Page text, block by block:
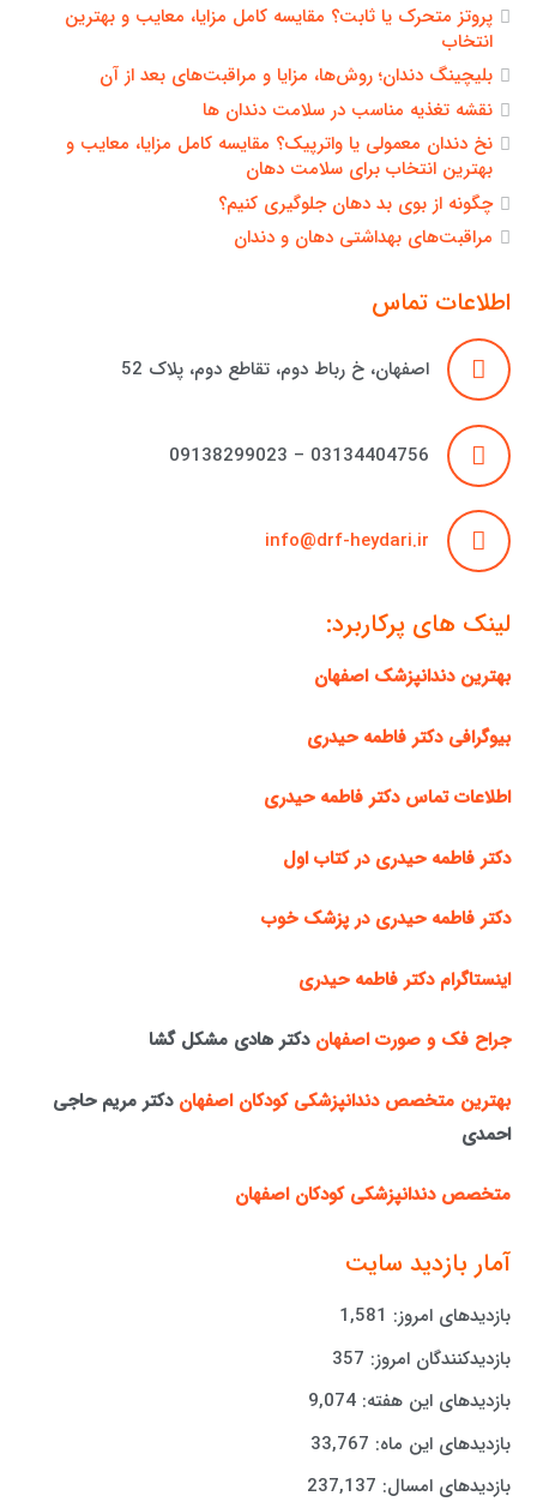
پروتز متحرک یا ثابت؟ مقایسه کامل مزایا، معایب و بهترین
انتخاب
بلیچینگ دندان؛ روش‌ها، مزایا و مراقبت‌های بعد از آن
نقشه تغذیه مناسب در سلامت دندان ها
نخ دندان معمولی یا واترپیک؟ مقایسه کامل مزایا، معایب و
بهترین انتخاب برای سلامت دهان
چگونه از بوی بد دهان جلوگیری کنیم؟
مراقبت‌های بهداشتی دهان و دندان
اطلاعات تماس
اصفهان، خ رباط دوم، تقاطع دوم، پلاک 52
03134404756 – 09138299023
info@drf-heydari.ir
لینک های پرکاربرد:
بهترین دندانپزشک اصفهان
بیوگرافی دکتر فاطمه حیدری
اطلاعات تماس دکتر فاطمه حیدری
دکتر فاطمه حیدری در کتاب اول
دکتر فاطمه حیدری در پزشک خوب
اینستاگرام دکتر فاطمه حیدری
جراح فک و صورت اصفهان دکتر هادی مشکل گشا
بهترین متخصص دندانپزشکی کودکان اصفهان دکتر مریم حاجی
احمدی
متخصص دندانپزشکی کودکان اصفهان
آمار بازدید سایت
بازدیدهای امروز: 1,581
بازدیدکنندگان امروز: 357
بازدیدهای این هفته:9,074
بازدیدهای این ماه: 33,767
بازدیدهای امسال: 237,137